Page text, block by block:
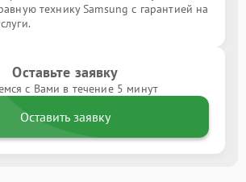
технику Samsung с гарантией на
Оставьте заявку
с Вами в течение 5 минут
Оставить заявку